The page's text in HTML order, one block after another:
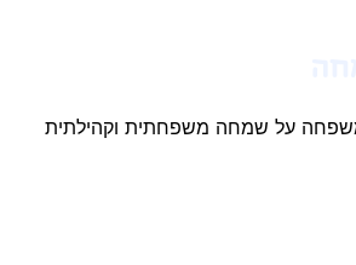
על שמחה משפחתית וקהילתית